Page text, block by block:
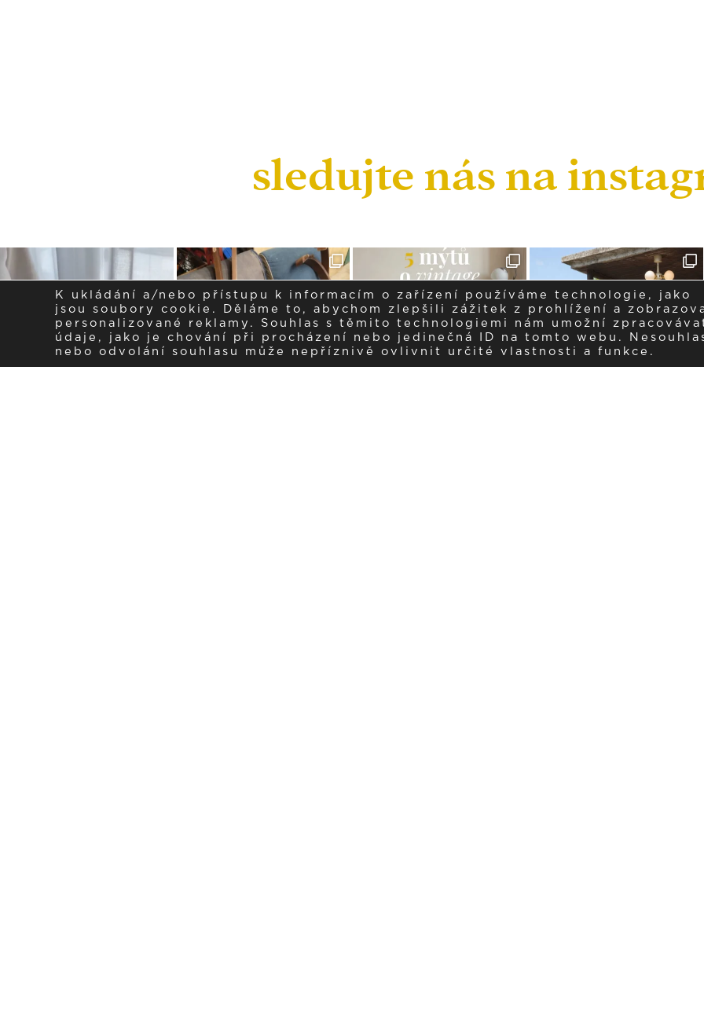
sledujte nás na
K ukládání a/nebo přístupu k informacím o zařízení používáme technologie, jako
jsou soubory cookie. Děláme to, abychom zlepšili zážitek z prohlížení a
personalizované reklamy. Souhlas s těmito technologiemi nám umožní
údaje, jako je chování při procházení nebo jedinečná ID na tomto webu.
nebo odvolání souhlasu může nepříznivě ovlivnit určité vlastnosti a funkce.